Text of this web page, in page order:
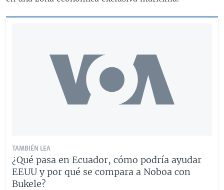
TAMBIÉN LEA
¿Qué pasa en Ecuador, cómo podría ayudar
EEUU y por qué se compara a Noboa con
Bukele?